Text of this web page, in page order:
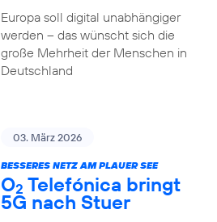
Europa soll digital unabhängiger
werden – das wünscht sich die
große Mehrheit der Menschen in
Deutschland
03. März 2026
BESSERES NETZ AM PLAUER SEE
O2 Telefónica bringt
5G nach Stuer